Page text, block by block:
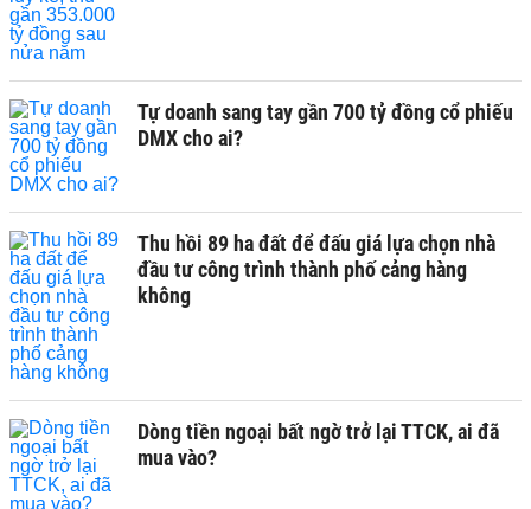
Tự doanh sang tay gần 700 tỷ đồng cổ phiếu
DMX cho ai?
Thu hồi 89 ha đất để đấu giá lựa chọn nhà
đầu tư công trình thành phố cảng hàng
không
Dòng tiền ngoại bất ngờ trở lại TTCK, ai đã
mua vào?